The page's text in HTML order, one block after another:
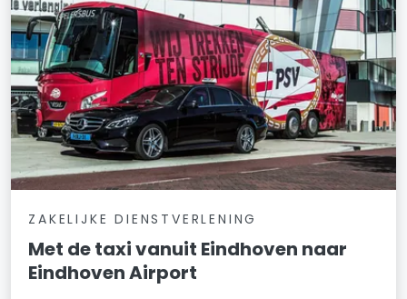
ZAKELIJKE DIENSTVERLENING
Met de taxi vanuit Eindhoven naar
Eindhoven Airport